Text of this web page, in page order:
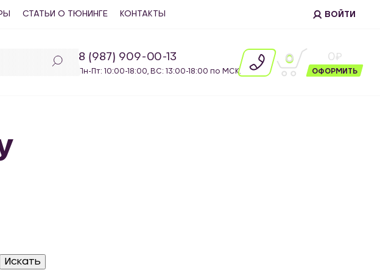
СТАТЬИ О ТЮНИНГЕ КОНТАКТЫ ВОЙТИ
8 (987) 909-00-13
Пн-Пт: 10:00-18:00, ВС: 13:00-18:00 по МСК.
0 0
ОФОРМИТЬ